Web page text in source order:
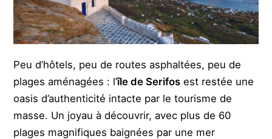
Peu d’hôtels, peu de routes asphaltées, peu de
plages aménagées : l’île de Serifos est restée une
oasis d’authenticité intacte par le tourisme de
masse. Un joyau à découvrir, avec plus de 60
plages magnifiques baignées par une mer